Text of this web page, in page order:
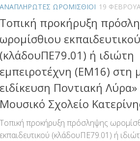
ΑΝΑΠΛΗΡΩΤΕΣ ΩΡΟΜΙΣΘΙΟΙ 19
Τοπική προκήρυξη
ωρομίσθιου εκπαιδευτικού
(κλάδουΠΕ79.01) ή ιδιώτη
εμπειροτέχνη (ΕΜ16) στη
ειδίκευση Ποντιακή
Μουσικό Σχολείο
Τοπική προκήρυξη πρόσληψης
εκπαιδευτικού (κλάδουΠΕ79.01) ή